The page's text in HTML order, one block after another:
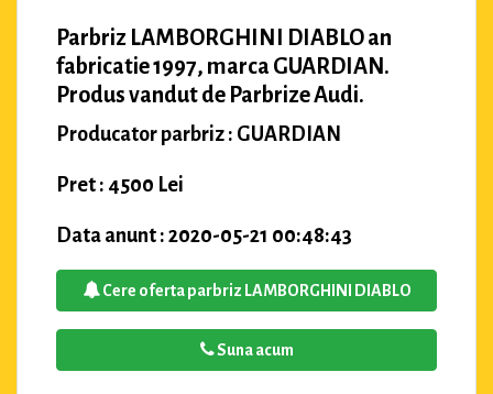
Parbriz LAMBORGHINI DIABLO an
fabricatie 1997, marca GUARDIAN.
Produs vandut de Parbrize Audi.
Producator parbriz : GUARDIAN
Pret : 4500 Lei
Data anunt : 2020-05-21 00:48:43
Cere oferta parbriz LAMBORGHINI DIABLO
Suna acum